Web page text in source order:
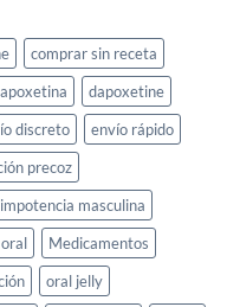
comprar sin receta
dapoxetine
discreto
envío rápido
precoz
impotencia masculina
Medicamentos
oral jelly